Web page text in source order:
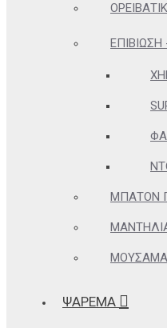
ΕΠΙΒΊΩΣΗ
ΜΠΑΤΌΝ
ΨΑΡΕΜΑ